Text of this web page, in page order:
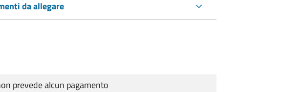
da allegare
prevede alcun pagamento